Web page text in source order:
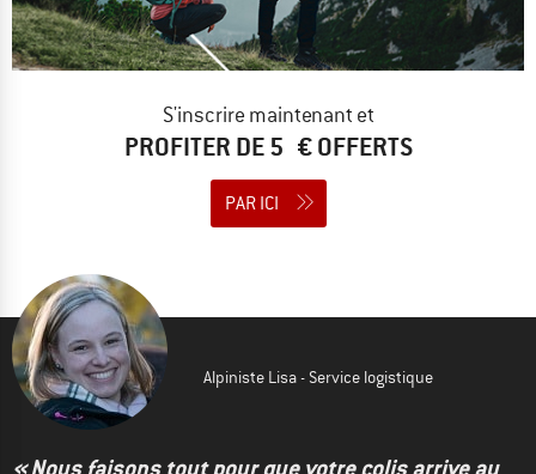
S'inscrire maintenant et
PROFITER DE 5 € OFFERTS
PAR ICI
Alpiniste Lisa - Service logistique